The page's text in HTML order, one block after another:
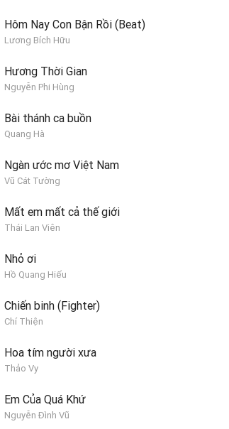
Hôm Nay Con Bận Rồi (Beat)
Lương Bích Hữu
Hương Thời Gian
Nguyễn Phi Hùng
Bài thánh ca buồn
Quang Hà
Ngàn ước mơ Việt Nam
Vũ Cát Tường
Mất em mất cả thế giới
Thái Lan Viên
Nhỏ ơi
Hồ Quang Hiếu
Chiến binh (Fighter)
Chí Thiện
Hoa tím người xưa
Thảo Vy
Em Của Quá Khứ
Nguyễn Đình Vũ